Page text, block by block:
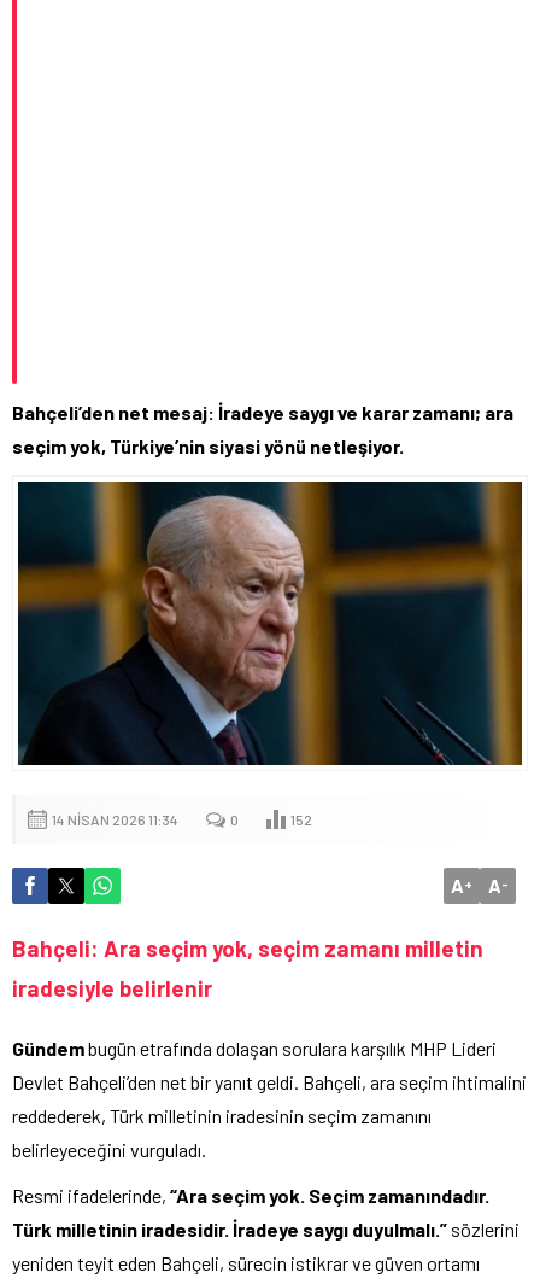
Bahçeli’den net mesaj: İradeye saygı ve karar zamanı; ara
seçim yok, Türkiye’nin siyasi yönü netleşiyor.
14 NISAN 2026 11:34 0 152
A+ A-
Bahçeli: Ara seçim yok, seçim zamanı milletin
iradesiyle belirlenir
Gündembugün etrafında dolaşan sorulara karşılık MHP Lideri
Devlet Bahçeli’den net bir yanıt geldi. Bahçeli, ara seçim ihtimalini
reddederek, Türk milletinin iradesinin seçim zamanını
belirleyeceğini vurguladı.
Resmi ifadelerinde, “Ara seçim yok. Seçim zamanındadır.
Türk milletinin iradesidir. İradeye saygı duyulmalı.” sözlerini
yeniden teyit eden Bahçeli, sürecin istikrar ve güven ortamı